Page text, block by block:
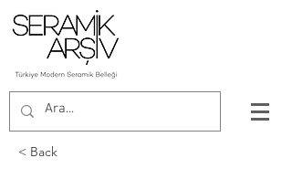
< Back